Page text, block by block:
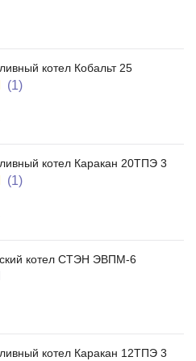
котел Кобальт 25
(1)
котел Каракан 20ТПЭ 3
(1)
котел СТЭН ЭВПМ-6
котел Каракан 12ТПЭ 3